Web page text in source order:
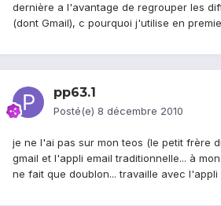
dernière a l'avantage de regrouper les
(dont Gmail), c pourquoi j'utilise en
pp63.1
Posté(e) 8 décembre 2010
je ne l'ai pas sur mon teos (le petit frère
gmail et l'appli email traditionnelle... à
ne fait que doublon... travaille avec l'appli